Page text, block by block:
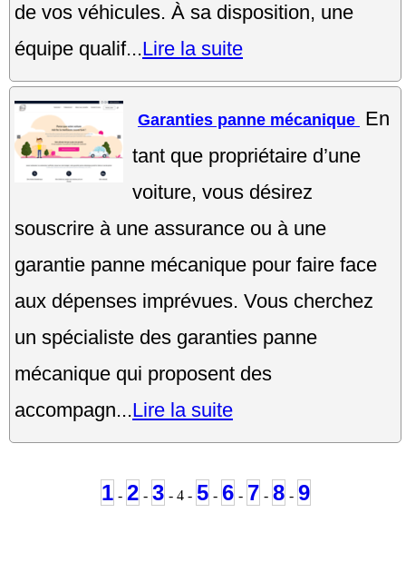
de vos véhicules. À sa disposition, une
équipe qualif...Lire la suite
Garanties panne mécanique En
tant que propriétaire d’une
voiture, vous désirez
souscrire à une assurance ou à une
garantie panne mécanique pour faire face
aux dépenses imprévues. Vous cherchez
un spécialiste des garanties panne
mécanique qui proposent des
accompagn...Lire la suite
1 - 2 - 3 - 4 - 5 - 6 - 7 - 8 - 9